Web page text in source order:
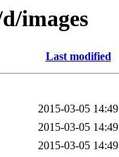
images
Last modified
2015-03-05 14:49
2015-03-05 14:49
2015-03-05 14:49